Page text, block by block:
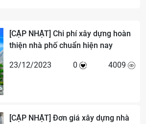
[CẬP NHẬT] Chi phí xây dựng hoàn
thiện nhà phố chuẩn hiện nay
23/12/2023 0 4009
[CẬP NHẬT] Đơn giá xây dựng nhà